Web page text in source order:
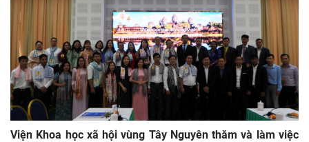
Viện Khoa học xã hội vùng Tây Nguyên thăm và làm việc